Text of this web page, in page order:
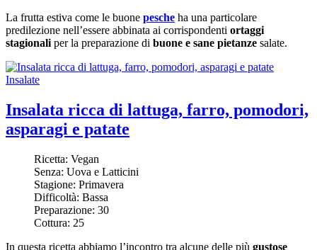
La frutta estiva come le buone pesche ha una particolare
predilezione nell’essere abbinata ai corrispondenti ortaggi
stagionali per la preparazione di buone e sane pietanze salate.
Insalate
Insalata ricca di lattuga, farro, pomodori,
asparagi e patate
Ricetta: Vegan
Senza: Uova e Latticini
Stagione: Primavera
Difficoltà: Bassa
Preparazione: 30
Cottura: 25
In questa ricetta abbiamo l’incontro tra alcune delle più gustose